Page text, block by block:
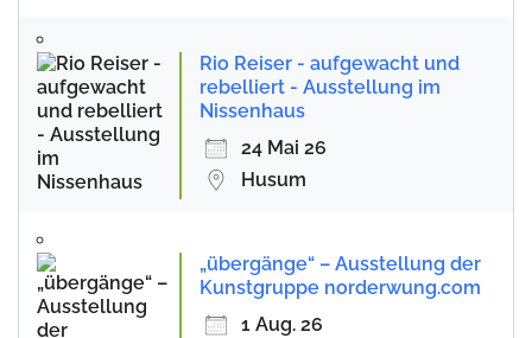
Rio Reiser - aufgewacht und
rebelliert - Ausstellung im
Nissenhaus
24 Mai 26
Husum
„übergänge“ – Ausstellung der
Kunstgruppe norderwung.com
1 Aug. 26